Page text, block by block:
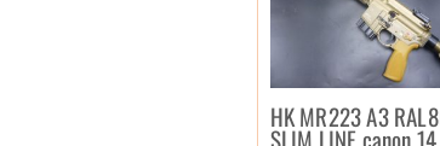
HK MR223 A3
SLIM LINE canon